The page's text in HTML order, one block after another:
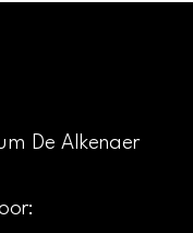
De Alkenaer